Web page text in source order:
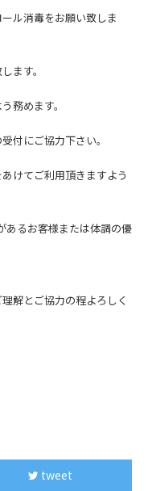
ル消毒をお願い致しま
ます。
務めます。
付にご協力下さい。
けてご利用頂きますよう
あるお客様または体調の優
解とご協力の程よろしく
tweet